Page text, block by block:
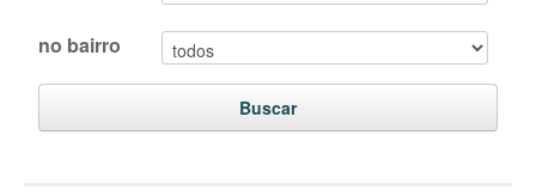
no bairro
Buscar